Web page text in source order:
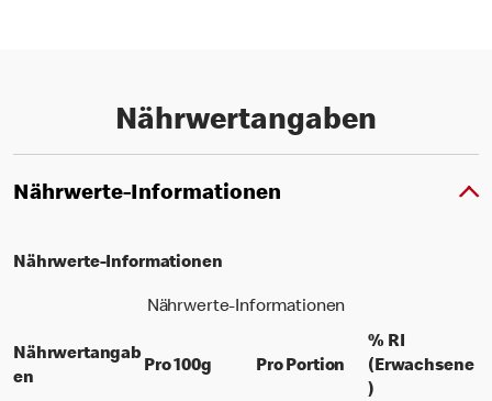
Nährwertangaben
Nährwerte-Informationen
Nährwerte-Informationen
Nährwerte-Informationen
Nährwertangab
en
Pro 100gper 100 grams
Pro Portion per portion
% RI
(Erwachsene
)% daily value